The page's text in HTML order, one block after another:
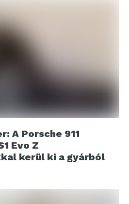
A Porsche 911
Evo Z
kerül ki a gyárból